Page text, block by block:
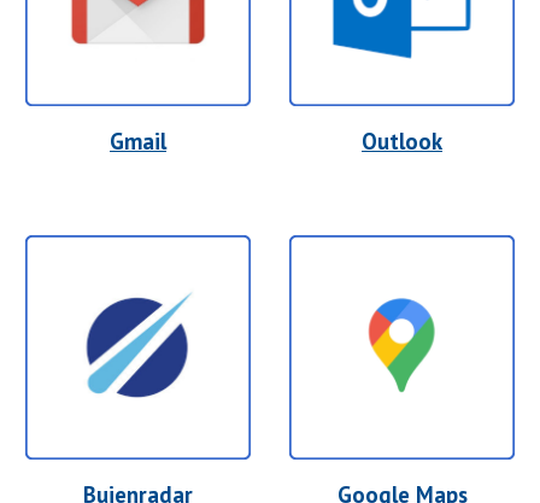
Gmail Outlook
Buienradar Google Maps